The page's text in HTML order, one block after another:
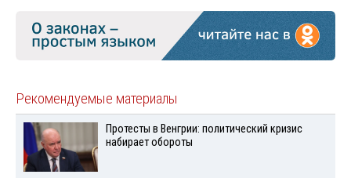
Рекомендуемые материалы
Протесты в Венгрии: политический кризис
набирает обороты